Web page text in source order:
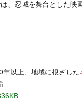
、忍城を舞台とした映画
年以上、地域に根ざした